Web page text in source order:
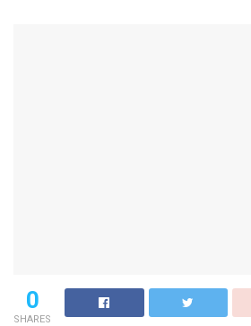
0
SHARES